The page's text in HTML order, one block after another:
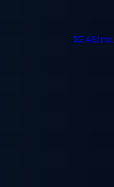
$2.48/mo